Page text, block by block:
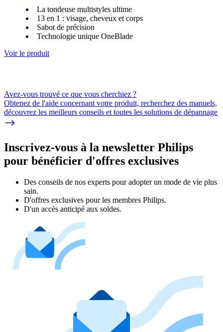
La tondeuse multistyles ultime
13 en 1 : visage, cheveux et corps
Sabot de précision
Technologie unique OneBlade
Voir le produit
Avez-vous trouvé ce que vous cherchiez ?
Obtenez de l'aide concernant votre produit, recherchez des manuels,
découvrez les meilleurs conseils et toutes les solutions de dépannage
Inscrivez-vous à la newsletter Philips
pour bénéficier d'offres exclusives
Des conseils de nos experts pour adopter un mode de vie plus
sain.
D'offres exclusives pour les membres Philips.
D'un accès anticipé aux soldes.